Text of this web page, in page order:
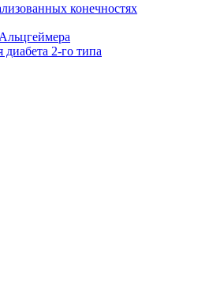
конечностях
2-го типа